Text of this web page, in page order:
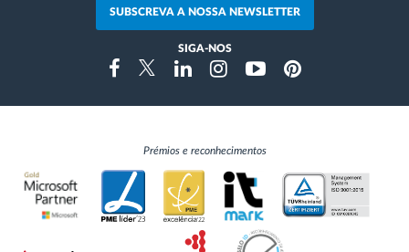
SUBSCREVA A NOSSA NEWSLETTER
SIGA-NOS
FacebookTwitterLinkedinInstragramYoutubePinterest
Prémios e reconhecimentos